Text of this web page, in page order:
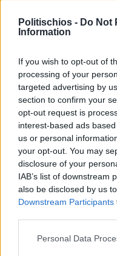
Politischios - Do Not
Information
If you wish to opt-out of
processing of your
targeted advertising by
section to confirm your
opt-out request is
interest-based ads
us or personal
your opt-out. You may
disclosure of your
IAB’s list of downstream
also be disclosed by us
Downstream Participants
Personal Data
Πριν 6 ημέρες
Διακοπές
επιχειρήσεων